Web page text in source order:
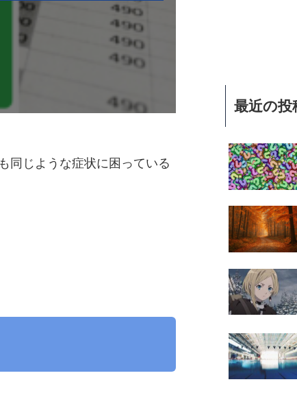
同じような症状に困っている
最近の投